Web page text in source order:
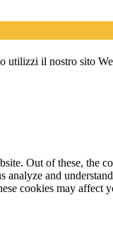
il nostro sito
Out of these, the
and
cookies may affect